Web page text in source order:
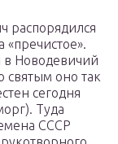
распорядился
в Новодевичий
святым оно так
сегодня
Туда
СССР